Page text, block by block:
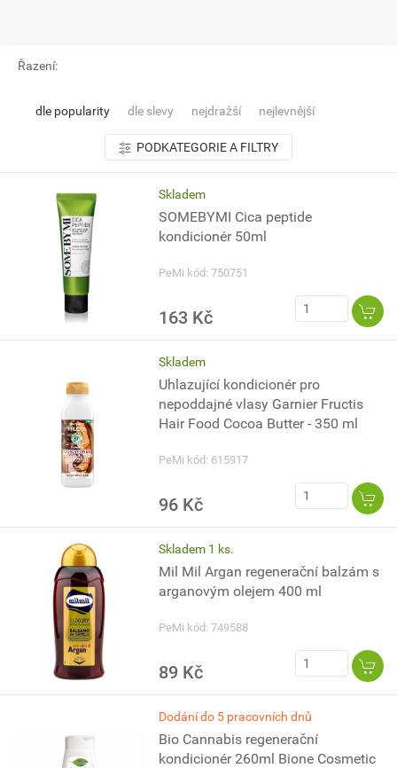
Řazení:
dle popularity dle slevy nejdražší nejlevnější
PODKATEGORIE A FILTRY
Skladem
SOMEBYMI Cica peptide
kondicionér 50ml
PeMi kód: 750751
163 Kč
Skladem
Uhlazující kondicionér pro
nepoddajné vlasy Garnier Fructis
Hair Food Cocoa Butter - 350 ml
PeMi kód: 615917
96 Kč
Skladem 1 ks.
Mil Mil Argan regenerační balzám s
arganovým olejem 400 ml
PeMi kód: 749588
89 Kč
Dodání do 5 pracovních dnů
Bio Cannabis regenerační
kondicionér 260ml Bione Cosmetic